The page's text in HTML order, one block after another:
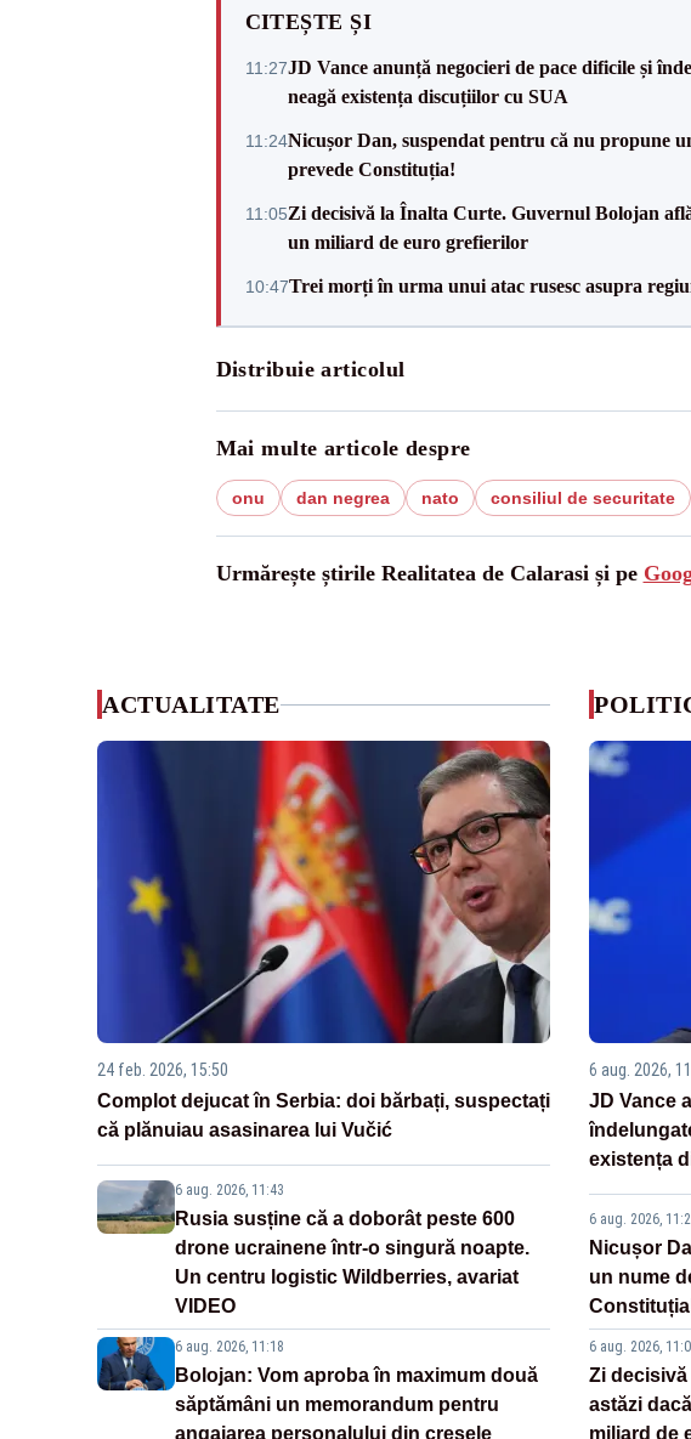
CITEȘTE ȘI
11:27JD Vance anunță negocieri de pace dificile și
neagă existența discuțiilor cu SUA
11:24Nicușor Dan, suspendat pentru că nu propune
prevede Constituția!
11:05Zi decisivă la Înalta Curte. Guvernul Bolojan
un miliard de euro grefierilor
10:47Trei morți în urma unui atac rusesc asupra
Distribuie articolul
Mai multe articole despre
onu dan negrea nato consiliul de securitate
Urmărește știrile Realitatea de Calarasi și pe
ACTUALITATE
24 feb. 2026, 15:50
Complot dejucat în Serbia: doi bărbați, suspectați
că plănuiau asasinarea lui Vučić
6 aug. 2026, 11:43
Rusia susține că a doborât peste 600
drone ucrainene într-o singură noapte.
Un centru logistic Wildberries, avariat
VIDEO
6 aug. 2026, 11:18
Bolojan: Vom aproba în maximum două
săptămâni un memorandum pentru
angajarea personalului din creșele
6 aug. 2026,
JD Vance
existența
6 aug. 2026,
Nicușor
un nume
6 aug. 2026,
Zi
astăzi
miliard de